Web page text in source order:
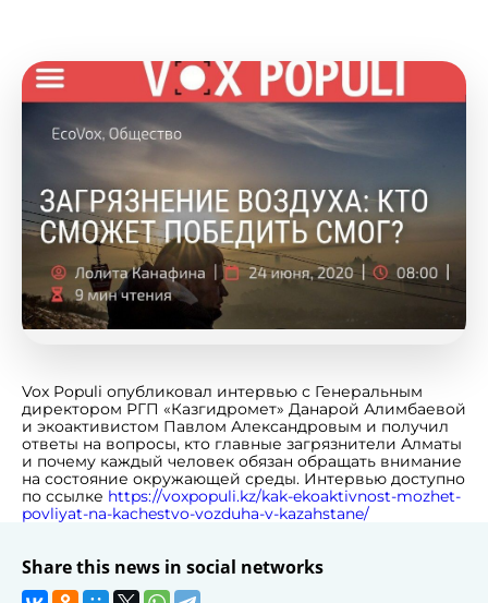
Vox Populi опубликовал интервью с Генеральным
директором РГП «Казгидромет» Данарой Алимбаевой
и экоактивистом Павлом Александровым и получил
ответы на вопросы, кто главные загрязнители Алматы
и почему каждый человек обязан обращать внимание
на состояние окружающей среды. Интервью доступно
по ссылке https://voxpopuli.kz/kak-ekoaktivnost-mozhet-
povliyat-na-kachestvo-vozduha-v-kazahstane/
Share this news in social networks